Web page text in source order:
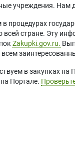
учреждения. Нам
процедурах
всей стране. Эту
Zakupki.gov.ru.
всем
в закупках на
Портале.